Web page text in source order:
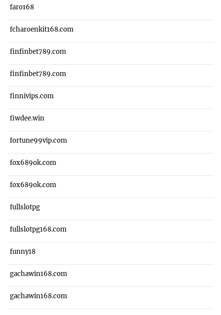
faro168
fcharoenkit168.com
finfinbet789.com
finfinbet789.com
finnivips.com
fiwdee.win
fortune99vip.com
fox689ok.com
fox689ok.com
fullslotpg
fullslotpg168.com
funny18
gachawin168.com
gachawin168.com